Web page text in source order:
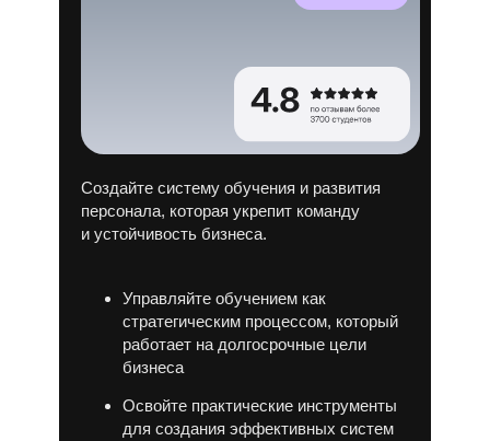
Создайте систему обучения и развития
персонала, которая укрепит команду
и устойчивость бизнеса.
Управляйте обучением как
стратегическим процессом, который
работает на долгосрочные цели
бизнеса
Освойте практические инструменты
для создания эффективных систем